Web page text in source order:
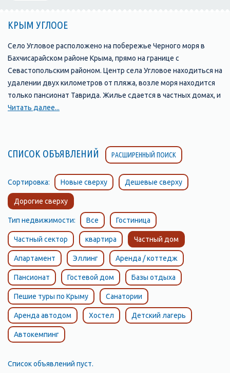
КРЫМ УГЛООЕ
Село Угловое расположено на побережье Черного моря в
Бахчисарайском районе Крыма, прямо на границе с
Севастопольским районом. Центр села Угловое находиться на
удалении двух километров от пляжа, возле моря находится
только пансионат Таврида. Жилье сдается в частных домах, и
мини гостиницах. угловое пляж Пляж в Угловом длинный и
очень удобно для купания детей. В поселке Угловое морская
вода прогревается быстрее, чем на южном берегу Крыма.
способствуют лечению и профилактике органов дыхания и
ЛОР. В центре пляжа работает пункт проката катамаранов,
отсюда же организуют и катание на банане.
Читать далее...
СПИСОК ОБЪЯВЛЕНИЙ РАСШИРЕННЫЙ ПОИСК
Сортировка: Новые сверху Дешевые сверху
Дорогие сверху
Тип недвижимости: Все Гостиница
Частный сектор квартира Частный дом
Апартамент Эллинг Аренда / коттедж
Пансионат Гостевой дом Базы отдыха
Пешие туры по Крыму Санатории
Аренда автодом Хостел Детский лагерь
Автокемпинг
Список объявлений пуст.